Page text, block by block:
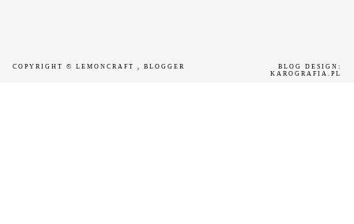
COPYRIGHT © LEMONCRAFT , BLOGGER
BLOG DESIGN:
KAROGRAFIA.PL